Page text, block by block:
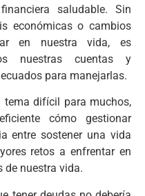
saludable. Sin
económicas o cambios
en nuestra vida, es
nuestras cuentas y
para manejarlas.
tema difícil para muchos,
cómo gestionar
entre sostener una vida
retos a enfrentar en
de nuestra vida.